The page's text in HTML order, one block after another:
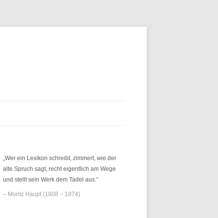
„Wer ein Lexikon schreibt, zimmert, wie der
alte Spruch sagt, recht eigentlich am Wege
und stellt sein Werk dem Tadel aus.“
– Moritz Haupt (1808 – 1874)